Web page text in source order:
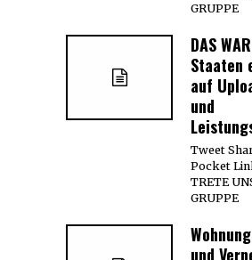
GRUPPE
DAS
Staaten
auf
und
Tweet
Pocket
TRETE
GRUPPE
und